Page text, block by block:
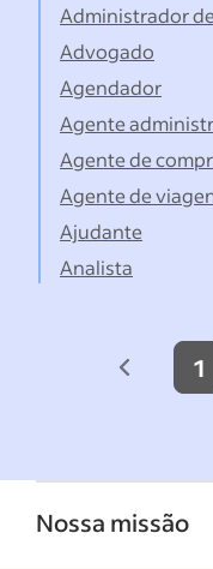
Administrador
Advogado
Agendador
Agente
Agente de
Agente de
Ajudante
Analista
1
Nossa missão